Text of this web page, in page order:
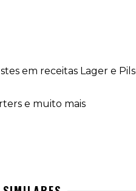
em receitas Lager e
e muito mais